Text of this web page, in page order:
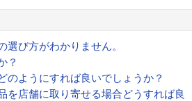
選び方がわかりません。
？
のようにすれば良いでしょうか？
を店舗に取り寄せる場合どうすれば良